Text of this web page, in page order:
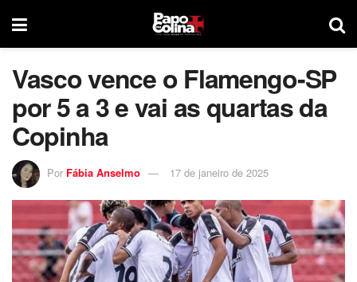
Vasco vence o Flamengo-SP
por 5 a 3 e vai as quartas da
Copinha
Por Fábia Anselmo 17 de janeiro de 2025